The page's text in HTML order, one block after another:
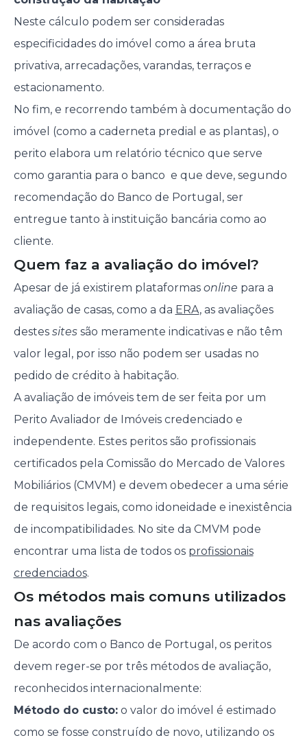
Neste cálculo podem ser consideradas
especificidades do imóvel como a área bruta
privativa, arrecadações, varandas, terraços e
estacionamento.
No fim, e recorrendo também à documentação do
imóvel (como a caderneta predial e as plantas), o
perito elabora um relatório técnico que serve
como garantia para o banco e que deve, segundo
recomendação do Banco de Portugal, ser
entregue tanto à instituição bancária como ao
cliente.
Quem faz a avaliação do imóvel?
Apesar de já existirem plataformas online para a
avaliação de casas, como a da ERA, as avaliações
destes sitessão meramente indicativas e não têm
valor legal, por isso não podem ser usadas no
pedido de crédito à habitação.
A avaliação de imóveis tem de ser feita por um
Perito Avaliador de Imóveis credenciado e
independente. Estes peritos são profissionais
certificados pela Comissão do Mercado de Valores
Mobiliários (CMVM) e devem obedecer a uma série
de requisitos legais, como idoneidade e inexistência
de incompatibilidades. No site da CMVM pode
encontrar uma lista de todos os profissionais
credenciados.
Os métodos mais comuns utilizados
nas avaliações
De acordo com o Banco de Portugal, os peritos
devem reger-se por três métodos de avaliação,
reconhecidos internacionalmente:
Método do custo:o valor do imóvel é estimado
como se fosse construído de novo, utilizando os